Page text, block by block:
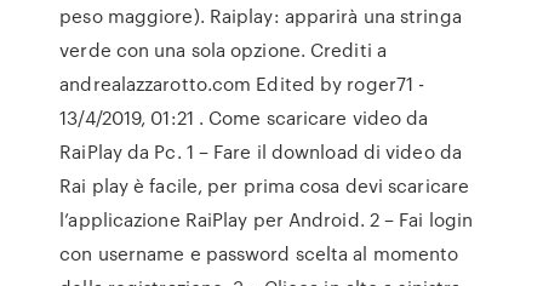
peso maggiore). Raiplay: apparirà una stringa
verde con una sola opzione. Crediti a
andrealazzarotto.com Edited by roger71 -
13/4/2019, 01:21 . Come scaricare video da
RaiPlay da Pc. 1 – Fare il download di video da
Rai play è facile, per prima cosa devi scaricare
l’applicazione RaiPlay per Android. 2 – Fai login
con username e password scelta al momento